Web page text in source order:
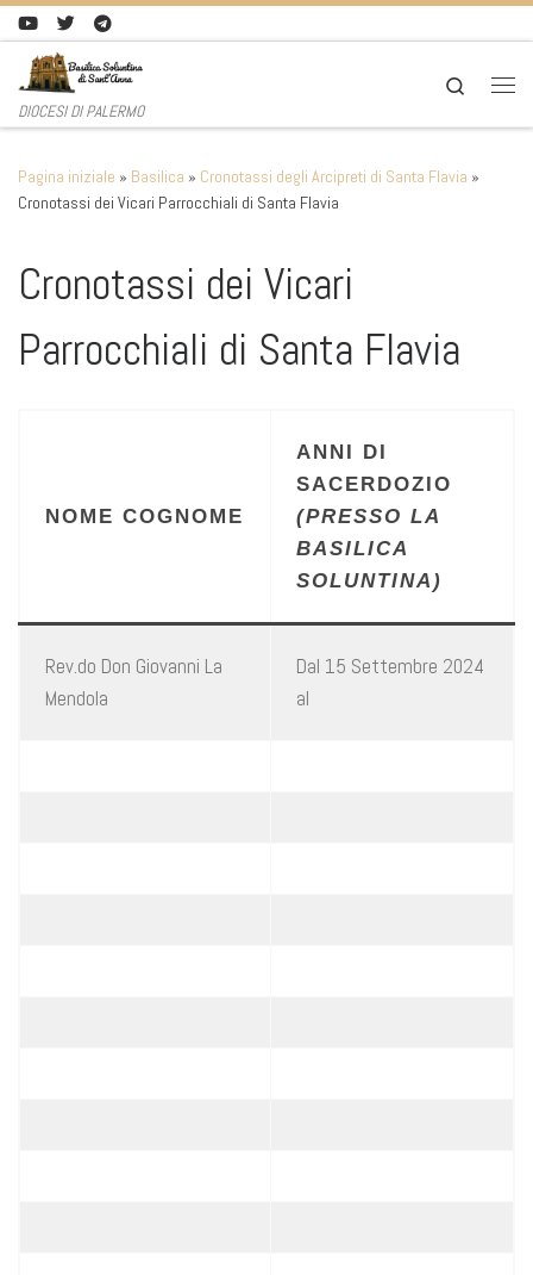
Passa al contenuto
DIOCESI DI PALERMO
Search
Pagina iniziale » Basilica » Cronotassi degli Arcipreti di Santa Flavia »
Cronotassi dei Vicari Parrocchiali di Santa Flavia
Cronotassi dei Vicari
Parrocchiali di Santa Flavia
NOMECOGNOME
ANNI DI
SACERDOZIO
(PRESSO LA
BASILICA
SOLUNTINA)
Rev.do Don Giovanni La
Mendola
Dal 15 Settembre 2024
al